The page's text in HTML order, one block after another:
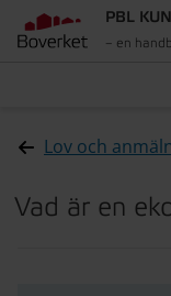
PBL
– en
Lov och
Vad är en